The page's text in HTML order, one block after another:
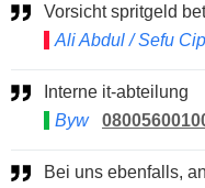
Vorsicht spritgeld
Ali Abdul / Sefu Cip
Interne it-abteilung
Byw
Bei uns ebenfalls,